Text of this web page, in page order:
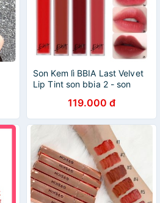
Son Kem lì BBIA Last Velvet
Lip Tint son bbia 2 - son
bbia 38 - son bbia 14.
119.000 đ